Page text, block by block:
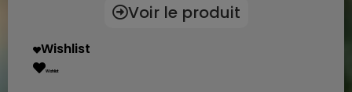
Voir le produit
Wishlist
Wishlist